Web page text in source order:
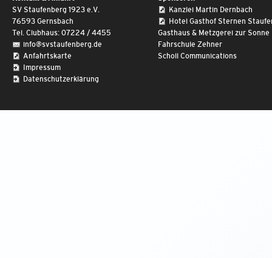
SV Staufenberg 1923 e.V.
76593 Gernsbach
Tel. Clubhaus: 07224 / 4455
info@svstaufenberg.de
Anfahrtskarte
Impressum
Datenschutzerklärung
Kanzlei Martin Dernbach
Hotel Gasthof Sternen
Gasthaus & Metzgerei zur Sonne
Fahrschule Zehner
Scholl Communications